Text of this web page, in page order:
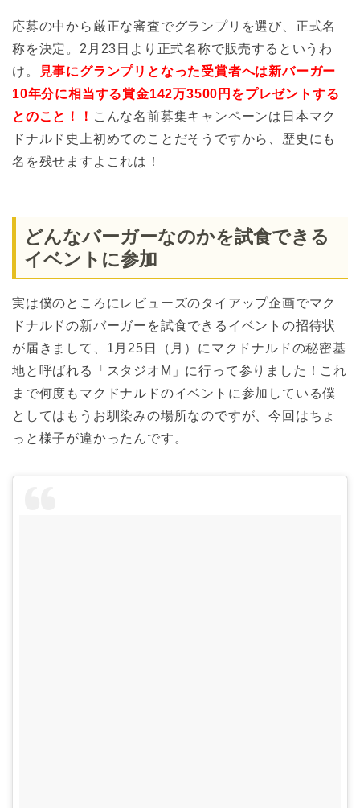
応募の中から厳正な審査でグランプリを選び、正式名
称を決定。2月23日より正式名称で販売するというわ
け。
見事にグランプリとなった受賞者へは新バーガー
10年分に相当する賞金142万3500円をプレゼントする
とのこと！！ こんな名前募集キャンペーンは日本マク
ドナルド史上初めてのことだそうですから、歴史にも
名を残せますよこれは！
どんなバーガーなのかを試食できる
イベントに参加
実は僕のところにレビューズのタイアップ企画でマク
ドナルドの新バーガーを試食できるイベントの招待状
が届きまして、1月25日（月）にマクドナルドの秘密基
地と呼ばれる「スタジオM」に行って参りました！これ
まで何度もマクドナルドのイベントに参加している僕
としてはもうお馴染みの場所なのですが、今回はちょ
っと様子が違かったんです。